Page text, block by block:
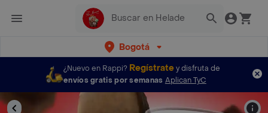
Bogotá
¿Nuevo en Rappi? Regístratey disfruta de
envíos gratis por semanas Aplican TyC